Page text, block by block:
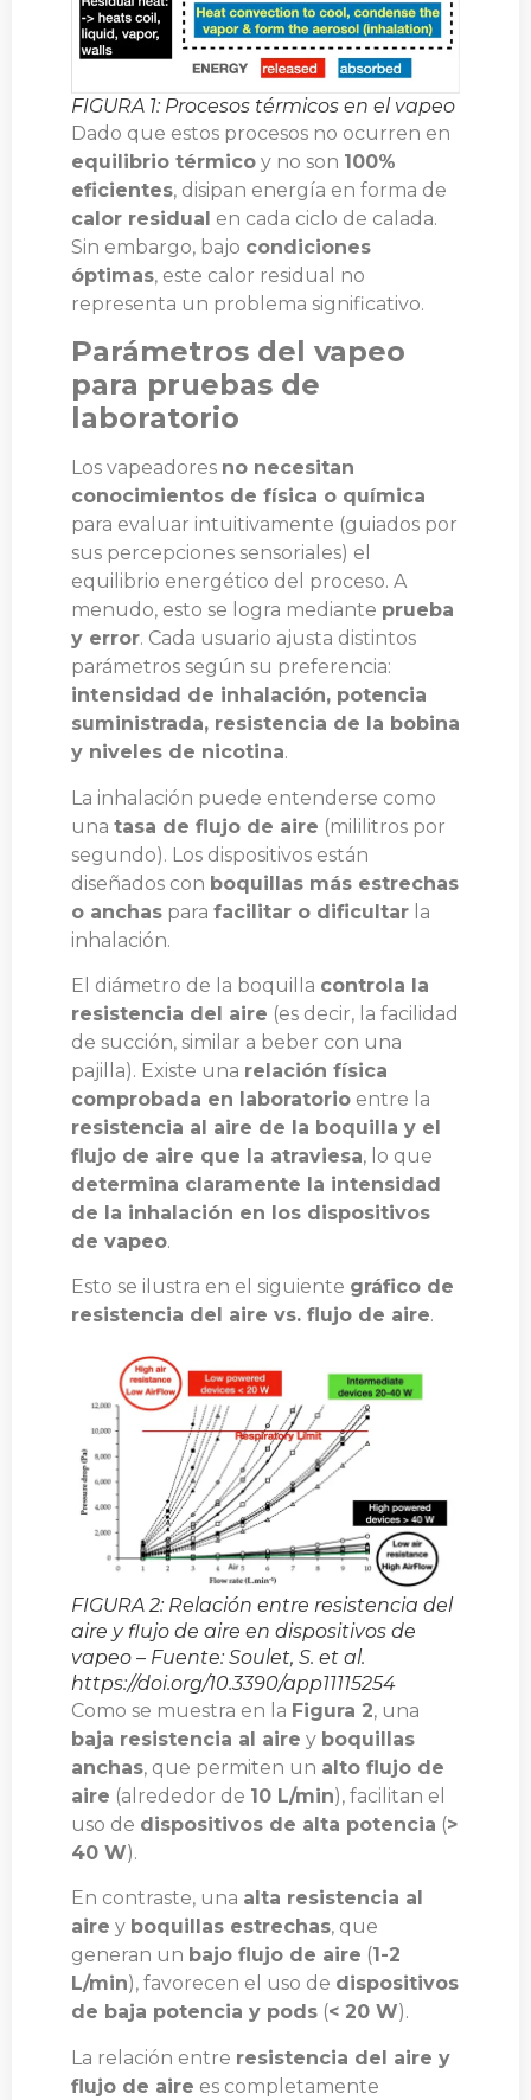
FIGURA 1: Procesos térmicos en el vapeo
Dado que estos procesos no ocurren en
equilibrio térmico y no son 100%
eficientes, disipan energía en forma de
calor residual en cada ciclo de calada.
Sin embargo, bajo condiciones
óptimas, este calor residual no
representa un problema significativo.
Parámetros del vapeo
para pruebas de
laboratorio
Los vapeadores no necesitan
conocimientos de física o química
para evaluar intuitivamente (guiados por
sus percepciones sensoriales) el
equilibrio energético del proceso. A
menudo, esto se logra mediante prueba
y error. Cada usuario ajusta distintos
parámetros según su preferencia:
intensidad de inhalación, potencia
suministrada, resistencia de la bobina
y niveles de nicotina.
La inhalación puede entenderse como
una tasa de flujo de aire (mililitros por
segundo). Los dispositivos están
diseñados con boquillas más estrechas
o anchas para facilitar o dificultar la
inhalación.
El diámetro de la boquilla controla la
resistencia del aire (es decir, la facilidad
de succión, similar a beber con una
pajilla). Existe una relación física
comprobada en laboratorio entre la
resistencia al aire de la boquilla y el
flujo de aire que la atraviesa, lo que
determina claramente la intensidad
de la inhalación en los dispositivos
de vapeo.
Esto se ilustra en el siguiente gráfico de
resistencia del aire vs. flujo de aire.
FIGURA 2: Relación entre resistencia del
aire y flujo de aire en dispositivos de
vapeo – Fuente: Soulet, S. et al.
https://doi.org/10.3390/app11115254
Como se muestra en la Figura 2, una
baja resistencia al aire y boquillas
anchas, que permiten un alto flujo de
aire (alrededor de 10 L/min), facilitan el
uso de dispositivos de alta potencia (>
40 W).
En contraste, una alta resistencia al
aire y boquillas estrechas, que
generan un bajo flujo de aire (1-2
L/min), favorecen el uso de dispositivos
de baja potencia y pods (< 20 W).
La relación entre resistencia del aire y
flujo de aire es completamente